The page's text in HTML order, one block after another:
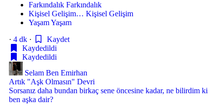
Farkındalık Farkındalık
Kişisel Gelişim… Kişisel Gelişim
YaşamYaşam
· 4 dk ·
Kaydet
Kaydedildi
Kaydedildi
Selam Ben Emirhan
Artık "Aşk Olmasın" Devri
Sorsanız daha bundan birkaç sene öncesine kadar, ne bilirdim ki
ben aşka dair?